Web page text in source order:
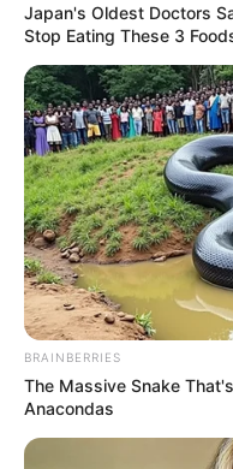
Un si
terrible
qui va
cher
Clémence plonge
Japan's Oldest Doctors
Stop Eating These 3
BRAINBERRIES
The Massive Snake
Anacondas